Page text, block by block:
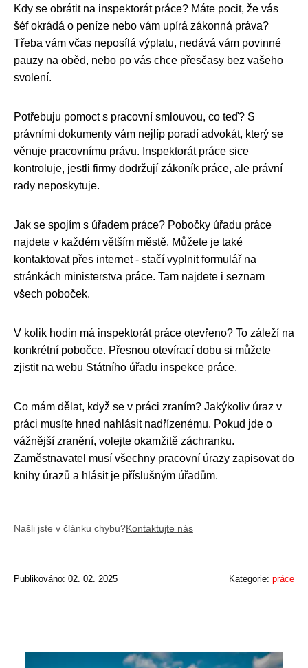
Kdy se obrátit na inspektorát práce? Máte pocit, že vás
šéf okrádá o peníze nebo vám upírá zákonná práva?
Třeba vám včas neposílá výplatu, nedává vám povinné
pauzy na oběd, nebo po vás chce přesčasy bez vašeho
svolení.
Potřebuju pomoct s pracovní smlouvou, co teď? S
právními dokumenty vám nejlíp poradí advokát, který se
věnuje pracovnímu právu. Inspektorát práce sice
kontroluje, jestli firmy dodržují zákoník práce, ale právní
rady neposkytuje.
Jak se spojím s úřadem práce? Pobočky úřadu práce
najdete v každém větším městě. Můžete je také
kontaktovat přes internet - stačí vyplnit formulář na
stránkách ministerstva práce. Tam najdete i seznam
všech poboček.
V kolik hodin má inspektorát práce otevřeno? To záleží na
konkrétní pobočce. Přesnou otevírací dobu si můžete
zjistit na webu Státního úřadu inspekce práce.
Co mám dělat, když se v práci zraním? Jakýkoliv úraz v
práci musíte hned nahlásit nadřízenému. Pokud jde o
vážnější zranění, volejte okamžitě záchranku.
Zaměstnavatel musí všechny pracovní úrazy zapisovat do
knihy úrazů a hlásit je příslušným úřadům.
Našli jste v článku chybu?Kontaktujte nás
Publikováno: 02. 02. 2025 Kategorie: práce